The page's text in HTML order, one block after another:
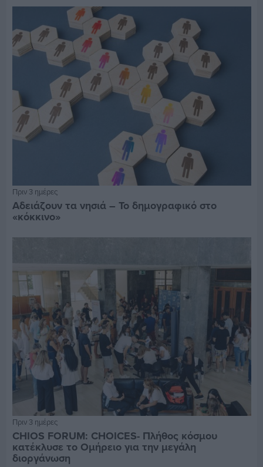
Πριν 3 ημέρες
Αδειάζουν τα νησιά – Το δημογραφικό στο
«κόκκινο»
Πριν 3 ημέρες
CHIOS FORUM: CHOICES- Πλήθος κόσμου
κατέκλυσε το Ομήρειο για την μεγάλη
διοργάνωση